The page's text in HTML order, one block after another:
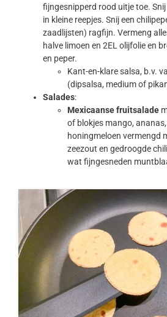
fijngesnipperd rood uitje toe.
in kleine reepjes. Snij een
zaadlijsten) ragfijn. Vermeng
halve limoen en 2EL olijfolie en
en peper.
Kant-en-klare salsa, b.v.
(dipsalsa, medium of
Salades:
Mexicaanse fruitsalade
of blokjes mango,
honingmeloen vermengd
zeezout en gedroogde
wat fijngesneden